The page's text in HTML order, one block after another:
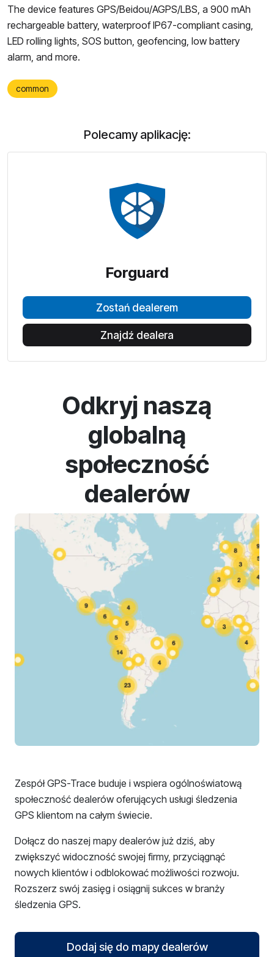
The device features GPS/Beidou/AGPS/LBS, a 900 mAh
rechargeable battery, waterproof IP67-compliant casing,
LED rolling lights, SOS button, geofencing, low battery
alarm, and more.
common
Polecamy aplikację:
Forguard
Zostań dealerem
Znajdź dealera
Odkryj naszą
globalną
społeczność
dealerów
Zespół GPS-Trace buduje i wspiera ogólnoświatową
społeczność dealerów oferujących usługi śledzenia
GPS klientom na całym świecie.
Dołącz do naszej mapy dealerów już dziś, aby
zwiększyć widoczność swojej firmy, przyciągnąć
nowych klientów i odblokować możliwości rozwoju.
Rozszerz swój zasięg i osiągnij sukces w branży
śledzenia GPS.
Dodaj się do mapy dealerów